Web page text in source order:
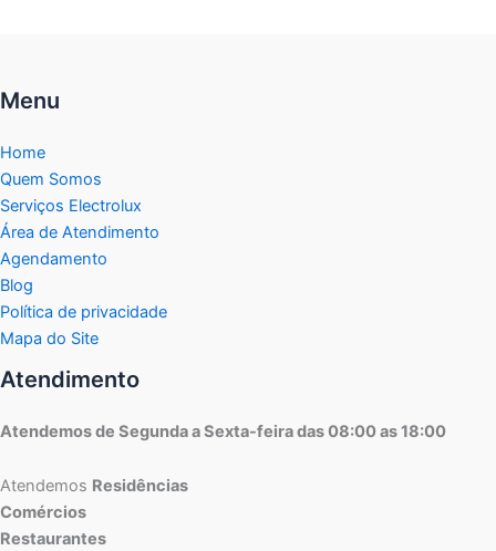
Menu
Home
Quem Somos
Serviços Electrolux
Área de Atendimento
Agendamento
Blog
Política de privacidade
Mapa do Site
Atendimento
Atendemos de Segunda a Sexta-feira das 08:00 as 18:00
Atendemos Residências
Comércios
Restaurantes